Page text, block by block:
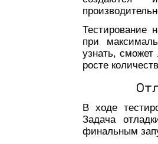
Тестирование
при
узнать, сможет
росте
В ходе
Задача
финальным